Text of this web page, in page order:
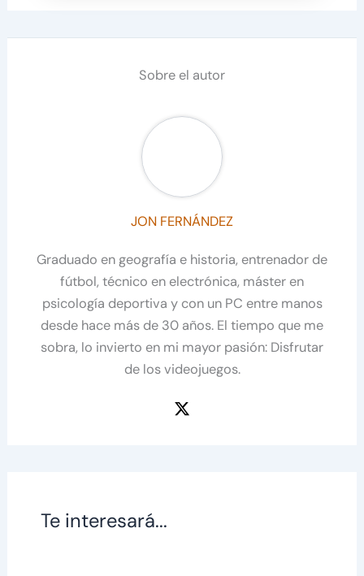
Sobre el autor
JON FERNÁNDEZ
Graduado en geografía e historia, entrenador de
fútbol, técnico en electrónica, máster en
psicología deportiva y con un PC entre manos
desde hace más de 30 años. El tiempo que me
sobra, lo invierto en mi mayor pasión: Disfrutar
de los videojuegos.
Te interesará...